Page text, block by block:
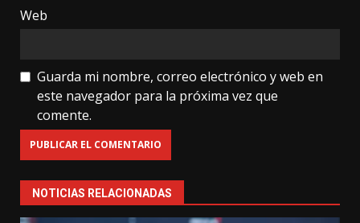
Web
Guarda mi nombre, correo electrónico y web en
este navegador para la próxima vez que
comente.
NOTICIAS RELACIONADAS